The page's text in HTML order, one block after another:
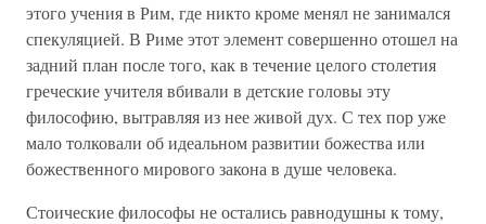
этого учения в Рим, где никто кроме менял не занимался
спекуляцией. В Риме этот элемент совершенно отошел на
задний план после того, как в течение целого столетия
греческие учителя вбивали в детские головы эту
философию, вытравляя из нее живой дух. С тех пор уже
мало толковали об идеальном развитии божества или
божественного мирового закона в душе человека.
Стоические философы не остались равнодушны к тому,